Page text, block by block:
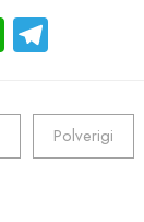
W
ha
ts
p
gr
a
m
Polverigi